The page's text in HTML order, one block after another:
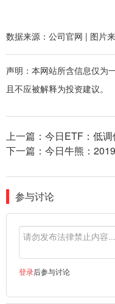
数据来源：公司官网 | 图片
声明：本网站所含信息仅为
且不应被解释为投资建议。
上一篇： 今日ETF：低
下一篇： 今日牛熊：
参与讨论
登录后参与讨论